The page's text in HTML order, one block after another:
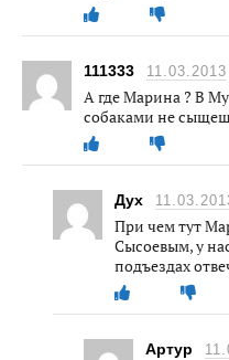
111333 11.03.2013
А где Марина ? В
собаками не
Дух
При чем тут
Сысоевым, у
подъездах
Артур